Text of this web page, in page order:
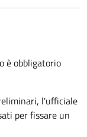
è obbligatorio
l'ufficiale
per fissare un